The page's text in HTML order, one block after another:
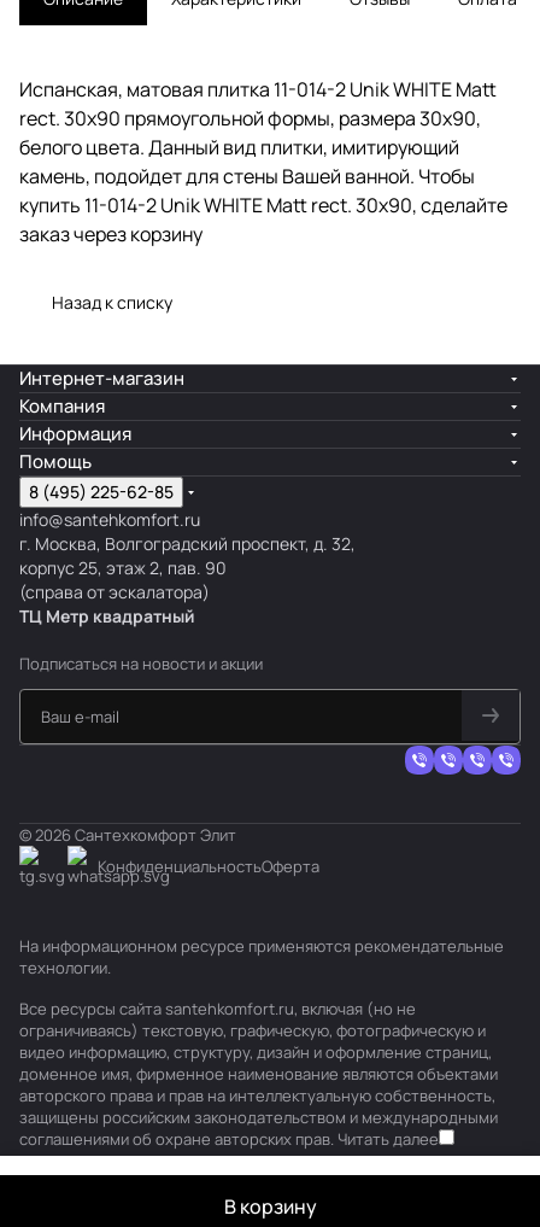
Испанская, матовая плитка 11-014-2 Unik WHITE Matt
rect. 30x90 прямоугольной формы, размера 30x90,
белого цвета. Данный вид плитки, имитирующий
камень, подойдет для стены Вашей ванной. Чтобы
купить 11-014-2 Unik WHITE Matt rect. 30x90, сделайте
заказ через корзину
Назад к списку
В корзину
Интернет-магазин
Компания
Информация
Помощь
8 (495) 225-62-85
info@santehkomfort.ru
г. Москва, Волгоградский проспект, д. 32,
корпус 25, этаж 2, пав. 90
(справа от эскалатора)
ТЦ Метр квадратный
Подписаться на новости и акции
© 2026 Сантехкомфорт Элит
КонфиденциальностьОферта
На информационном ресурсе применяются рекомендательные
технологии.
Все ресурсы сайта santehkomfort.ru, включая (но не
ограничиваясь) текстовую, графическую, фотографическую и
видео информацию, структуру, дизайн и оформление страниц,
доменное имя, фирменное наименование являются объектами
авторского права и прав на интеллектуальную собственность,
защищены российским законодательством и международными
соглашениями об охране авторских прав. Читать далее